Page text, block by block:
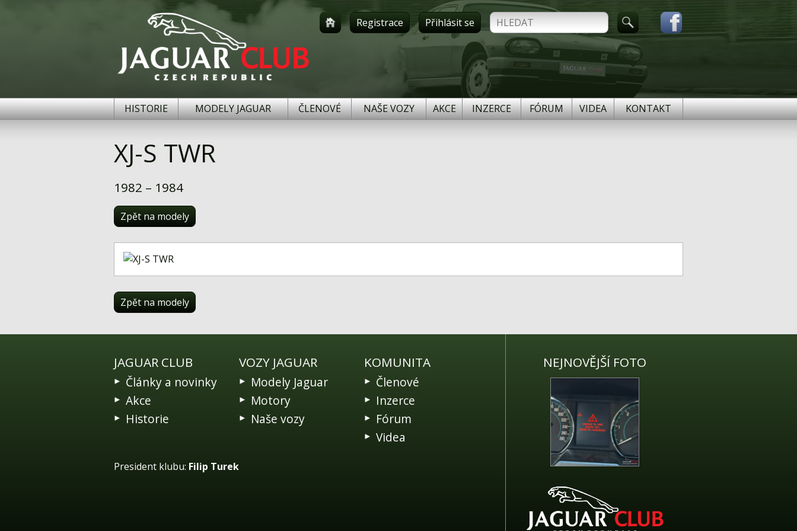
Registrace Přihlásit se
HISTORIE MODELY JAGUAR ČLENOVÉ NAŠE VOZY AKCE INZERCE FÓRUM VIDEA KONTAKT
XJ-S TWR
1982 – 1984
Zpět na modely
Zpět na modely
JAGUAR CLUB
Články a novinky
Akce
Historie
VOZY JAGUAR
Modely Jaguar
Motory
Naše vozy
KOMUNITA
Členové
Inzerce
Fórum
Videa
President klubu: Filip Turek
NEJNOVĚJŠÍ FOTO